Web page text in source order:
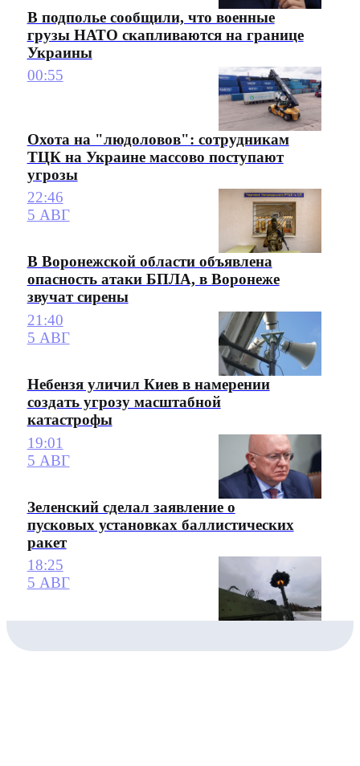
В подполье сообщили, что военные
грузы НАТО скапливаются на границе
Украины
00:55
Охота на "людоловов": сотрудникам
ТЦК на Украине массово поступают
угрозы
22:46
5 АВГ
В Воронежской области объявлена
опасность атаки БПЛА, в Воронеже
звучат сирены
21:40
5 АВГ
Небензя уличил Киев в намерении
создать угрозу масштабной
катастрофы
19:01
5 АВГ
Зеленский сделал заявление о
пусковых установках баллистических
ракет
18:25
5 АВГ